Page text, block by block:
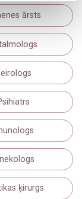
ārsts
ķirurgs